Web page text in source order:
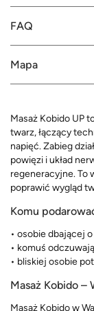
FAQ
Mapa
Masaż Kobido UP
twarz, łączący
napięć. Zabieg
powięzi i układ
regeneracyjne. To
poprawić wygląd
Komu
• osobie dbającej
• komuś
• bliskiej osobie
Masaż Kobido –
Masaż Kobido w